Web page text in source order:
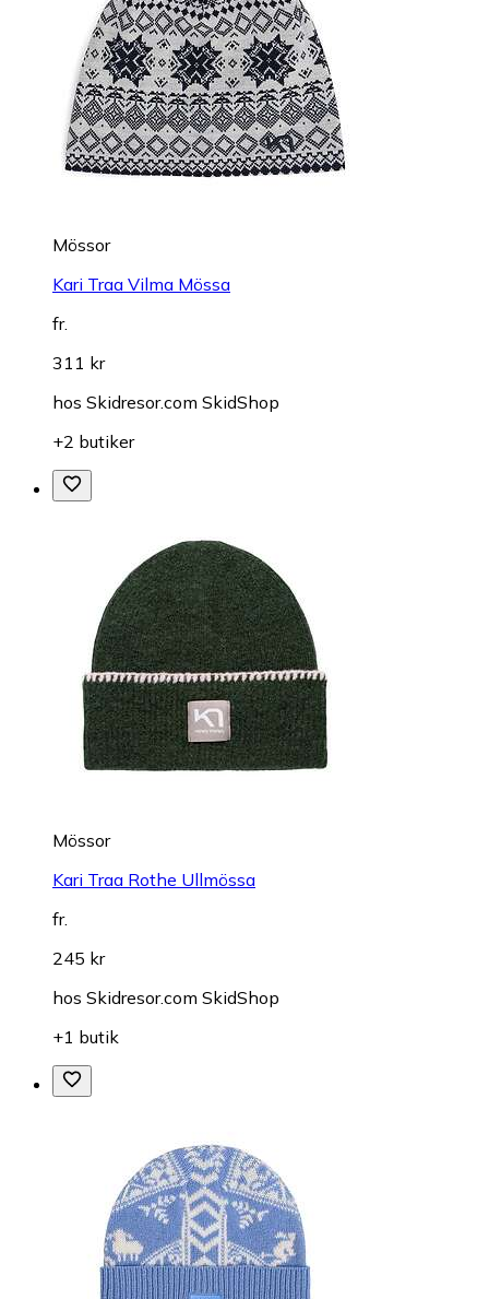
Mössor
Kari Traa Vilma Mössa
fr.
311 kr
hos Skidresor.com SkidShop
+2 butiker
Mössor
Kari Traa Rothe Ullmössa
fr.
245 kr
hos Skidresor.com SkidShop
+1 butik